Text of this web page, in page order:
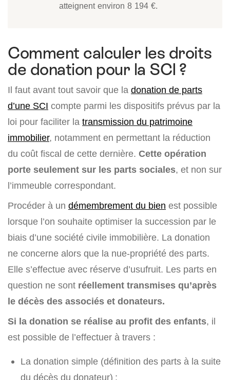
atteignent environ 8 194 €.
Comment calculer les droits
de donation pour la SCI ?
Il faut avant tout savoir que la donation de parts
d’une SCI compte parmi les dispositifs prévus par la
loi pour faciliter la transmission du patrimoine
immobilier, notamment en permettant la réduction
du coût fiscal de cette dernière. Cette opération
porte seulement sur les parts sociales, et non sur
l’immeuble correspondant.
Procéder à un démembrement du bien est possible
lorsque l’on souhaite optimiser la succession par le
biais d’une société civile immobilière. La donation
ne concerne alors que la nue-propriété des parts.
Elle s’effectue avec réserve d’usufruit. Les parts en
question ne sont réellement transmises qu’après
le décès des associés et donateurs.
Si la donation se réalise au profit des enfants, il
est possible de l’effectuer à travers :
La donation simple (définition des parts à la suite
du décès du donateur) ;